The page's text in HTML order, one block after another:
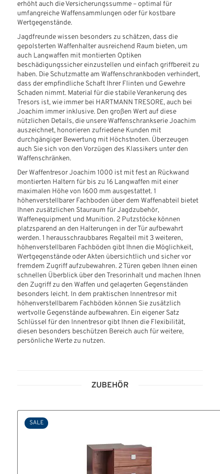
erhöht auch die Versicherungssumme – optimal für
umfangreiche Waffensammlungen oder für kostbare
Wertgegenstände.
Jagdfreunde wissen besonders zu schätzen, dass die
gepolsterten Waffenhalter ausreichend Raum bieten, um
auch Langwaffen mit montierten Optiken
beschädigungssicher einzustellen und einfach griffbereit zu
haben. Die Schutzmatte am Waffenschrankboden verhindert,
dass der empfindliche Schaft Ihrer Flinten und Gewehre
Schaden nimmt. Material für die stabile Verankerung des
Tresors ist, wie immer bei HARTMANN TRESORE, auch bei
Joachim immer inklusive. Den großen Wert auf diese
nützlichen Details, die unsere Waffenschrankserie Joachim
auszeichnet, honorieren zufriedene Kunden mit
durchgängiger Bewertung mit Höchstnoten. Überzeugen
auch Sie sich von den Vorzügen des Klassikers unter den
Waffenschränken.
Der Waffentresor Joachim 1000 ist mit fest an Rückwand
montierten Haltern für bis zu 16 Langwaffen mit einer
maximalen Höhe von 1600 mm ausgestattet. 1
höhenverstellbarer Fachboden über dem Waffenabteil bietet
Ihnen zusätzlichen Stauraum für Jagdzubehör,
Waffenequipment und Munition. 2 Putzstöcke können
platzsparend an den Halterungen in der Tür aufbewahrt
werden. 1 herausschraubbares Regalteil mit 3 weiteren,
höhenverstellbaren Fachböden gibt Ihnen die Möglichkeit,
Wertgegenstände oder Akten übersichtlich und sicher vor
fremdem Zugriff aufzubewahren. 2 Türen geben Ihnen einen
schnellen Überblick über den Tresorinhalt und machen Ihnen
den Zugriff zu den Waffen und gelagerten Gegenständen
besonders leicht. In dem praktischen Innentresor mit
höhenverstellbarem Fachböden können Sie zusätzlich
wertvolle Gegenstände aufbewahren. Ein eigener Satz
Schlüssel für den Innentresor gibt Ihnen die Flexibilität,
diesen besonders beschützen Bereich auch für weitere,
persönliche Werte zu nutzen.
ZUBEHÖR
SALE